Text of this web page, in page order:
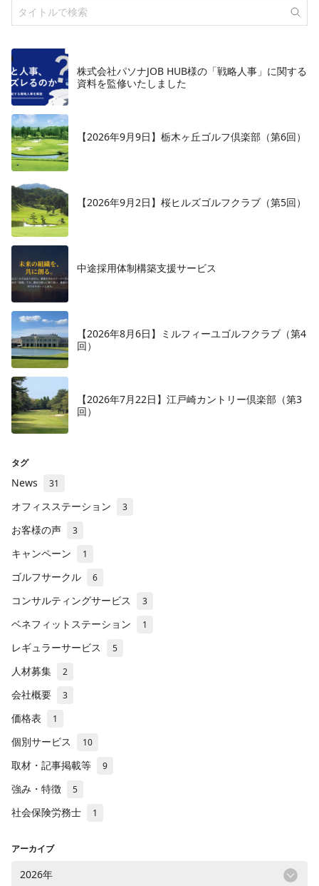
株式会社パソナJOB HUB様の「戦略人事」に関する
資料を監修いたしました
【2026年9月9日】栃木ヶ丘ゴルフ倶楽部（第6回）
【2026年9月2日】桜ヒルズゴルフクラブ（第5回）
中途採用体制構築支援サービス
【2026年8月6日】ミルフィーユゴルフクラブ（第4
回）
【2026年7月22日】江戸崎カントリー倶楽部（第3
回）
タグ
News 31
オフィスステーション 3
お客様の声 3
キャンペーン 1
ゴルフサークル 6
コンサルティングサービス 3
ベネフィットステーション 1
レギュラーサービス 5
人材募集 2
会社概要 3
価格表 1
個別サービス 10
取材・記事掲載等 9
強み・特徴 5
社会保険労務士 1
アーカイブ
2026年